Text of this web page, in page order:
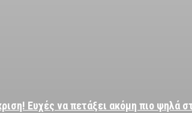
Ευχές να πετάξει ακόμη πιο ψηλά